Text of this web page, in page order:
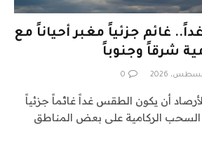
غائم جزئياً مغبر أحياناً مع
شرقاً وجنوباً
0
أن يكون الطقس غداً غائماً جزئياً
السحب الركامية على بعض المناطق